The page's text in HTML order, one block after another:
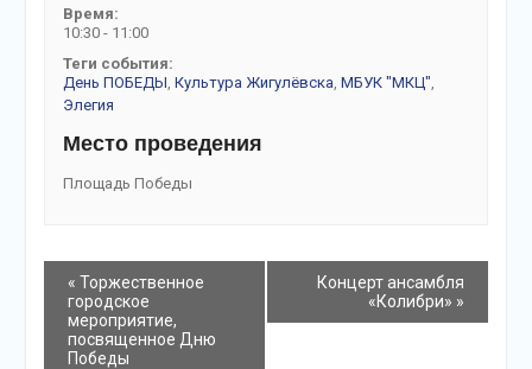
Время:
10:30 - 11:00
Теги события:
День ПОБЕДЫ Культура Жигулёвска МБУК "МКЦ"
Элегия
Место проведения
Площадь Победы
события
Навигация
« Торжественное
городское
мероприятие,
посвященное Дню
Победы
Концерт ансамбля
«Колибри» »